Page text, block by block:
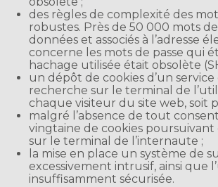
des règles de complexité des
robustes. Près de 50 000 mots
données et associés à l’adresse
concerne les mots de passe qui
hachage utilisée était obsolète
un dépôt de cookies d’un
recherche sur le terminal de
chaque visiteur du site web, soit
malgré l’absence de tout
vingtaine de cookies
sur le terminal de l’internaute ;
la mise en place un système de
excessivement intrusif, ainsi que
insuffisamment sécurisée.